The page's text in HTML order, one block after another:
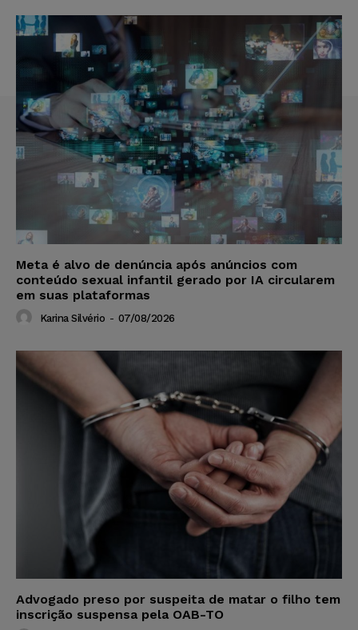
Meta é alvo de denúncia após anúncios com
conteúdo sexual infantil gerado por IA circularem
em suas plataformas
Karina Silvério - 07/08/2026
Advogado preso por suspeita de matar o filho tem
inscrição suspensa pela OAB-TO